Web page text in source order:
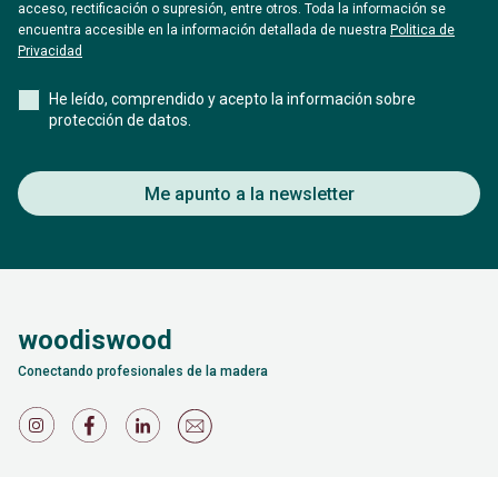
acceso, rectificación o supresión, entre otros. Toda la información se
encuentra accesible en la información detallada de nuestra Politica de
Privacidad
He leído, comprendido y acepto la información sobre
protección de datos.
Me apunto a la newsletter
woodiswood
Conectando profesionales de la madera